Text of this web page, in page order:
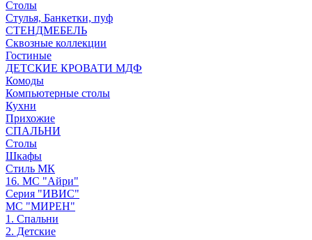
Столы
Стулья, Банкетки, пуф
СТЕНДМЕБЕЛЬ
Сквозные коллекции
Гостиные
ДЕТСКИЕ КРОВАТИ МДФ
Комоды
Компьютерные столы
Кухни
Прихожие
СПАЛЬНИ
Столы
Шкафы
Стиль МК
16. МС "Айри"
Серия "ИВИС"
МС "МИРЕН"
1. Спальни
2. Детские